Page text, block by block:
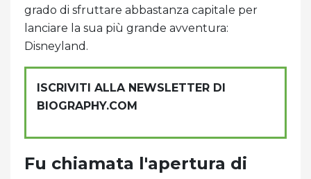
grado di sfruttare abbastanza capitale per
lanciare la sua più grande avventura:
Disneyland.
ISCRIVITI ALLA NEWSLETTER DI
BIOGRAPHY.COM
Fu chiamata l'apertura di